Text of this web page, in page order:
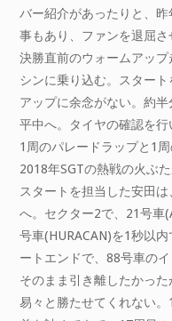
バー紹介があったりと、
事もあり、ファンを退屈さ
決勝直前のウォームアッ
シンに乗り込む。スター
アップに余念がない。約
平中へ。タイヤの確認を行
1周のパレードラップと1
2018年SGTの熱戦の火ぶ
スタートを担当した安田
へ。セクター2で、21号車
号車(HURACAN)を1秒以
ートエンドで、88号車の
そのまま引き離したかっ
易々と勝たせてくれない